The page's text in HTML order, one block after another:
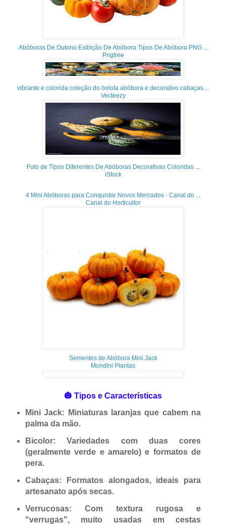
Abóboras De Outono Exibição De Abóbora Tipos De Abóbora PNG ...
Pngtree
vibrante e colorida coleção do bolota abóbora e decorativo cabaças ...
Vecteezy
Foto de Tipos Diferentes De Abóboras Decorativas Coloridas ...
iStock
4 Mini Abóboras para Conquistar Novos Mercados - Canal do ...
Canal do Horticultor
Sementes de Abóbora Mini Jack
Mondini Plantas
🎃 Tipos e Características
Mini Jack: Miniaturas laranjas que cabem na
palma da mão.
Bicolor: Variedades com duas cores
(geralmente verde e amarelo) e formatos de
pera.
Cabaças: Formatos alongados, ideais para
artesanato após secas.
Verrucosas: Com textura rugosa e
"verrugas", muito usadas em cestas